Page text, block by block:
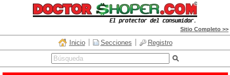
Sitio Completo >>
Inicio Secciones Registro